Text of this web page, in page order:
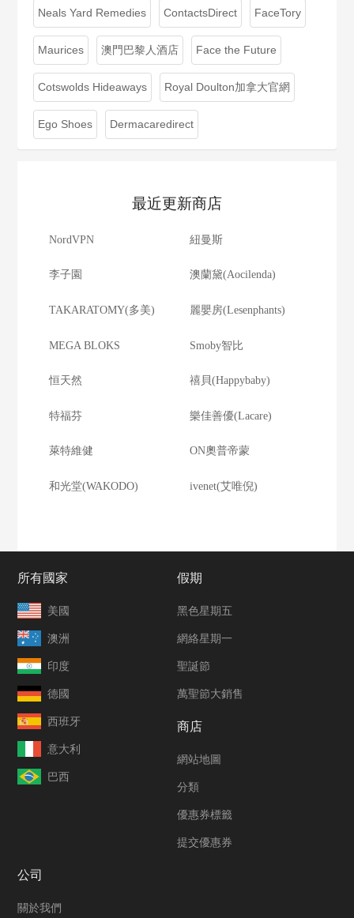
Neals Yard Remedies ContactsDirect FaceTory
Maurices 澳門巴黎人酒店 Face the Future
Cotswolds Hideaways Royal Doulton加拿大官網
Ego Shoes Dermacaredirect
最近更新商店
NordVPN 紐曼斯
李子園 澳蘭黛(Aocilenda)
TAKARATOMY(多美) 麗嬰房(Lesenphants)
MEGA BLOKS Smoby智比
恒天然 禧貝(Happybaby)
特福芬 樂佳善優(Lacare)
萊特維健 ON奧普帝蒙
和光堂(WAKODO) ivenet(艾唯倪)
所有國家
美國
澳洲
印度
德國
西班牙
意大利
巴西
假期
黑色星期五
網絡星期一
聖誕節
萬聖節大銷售
商店
網站地圖
分類
優惠券標籤
提交優惠券
公司
關於我們